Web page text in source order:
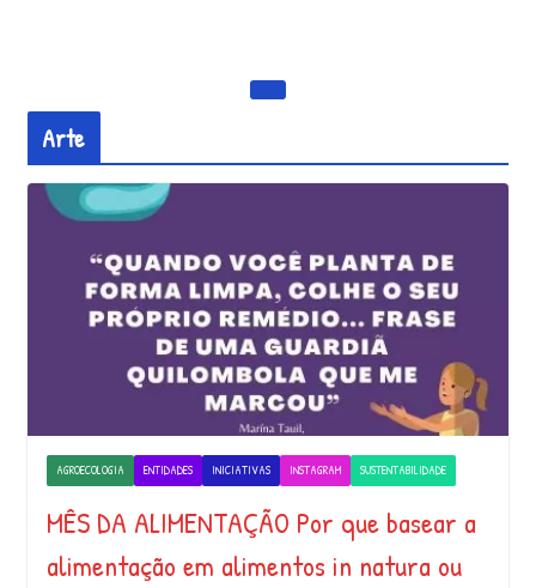
Arte
AGROECOLOGIA ENTIDADES INICIATIVAS INSTAGRAM SUSTENTABILIDADE
MÊS DA ALIMENTAÇÃO Por que basear a
alimentação em alimentos in natura ou